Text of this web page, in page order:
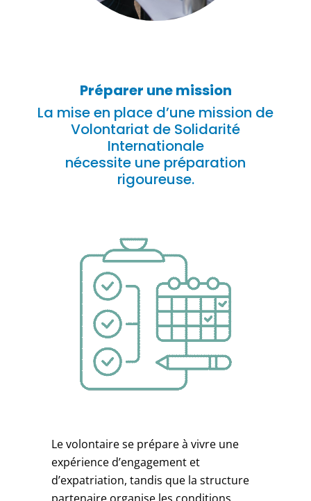
Préparer une mission
La mise en place d’une mission de
Volontariat de Solidarité
Internationale
nécessite une préparation
rigoureuse.
Le volontaire se prépare à vivre une
expérience d’engagement et
d’expatriation, tandis que la structure